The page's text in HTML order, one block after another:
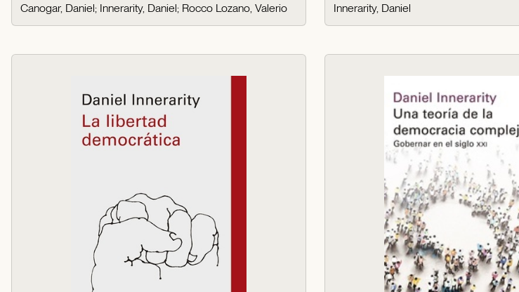
Canogar, Daniel; Innerarity, Daniel; Rocco Lozano, Valerio Innerarity, Daniel